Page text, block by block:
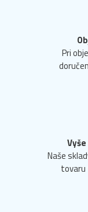
Pri
Naše
tovaru